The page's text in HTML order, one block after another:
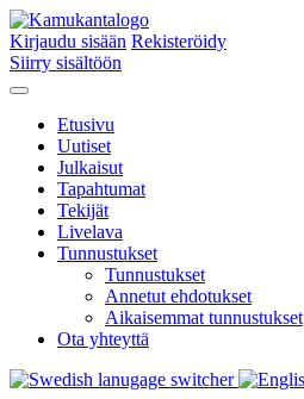
Kirjaudu sisään Rekisteröidy
Siirry sisältöön
Etusivu
Uutiset
Julkaisut
Tapahtumat
Tekijät
Livelava
Tunnustukset
Tunnustukset
Annetut ehdotukset
Aikaisemmat tunnustukset
Ota yhteyttä